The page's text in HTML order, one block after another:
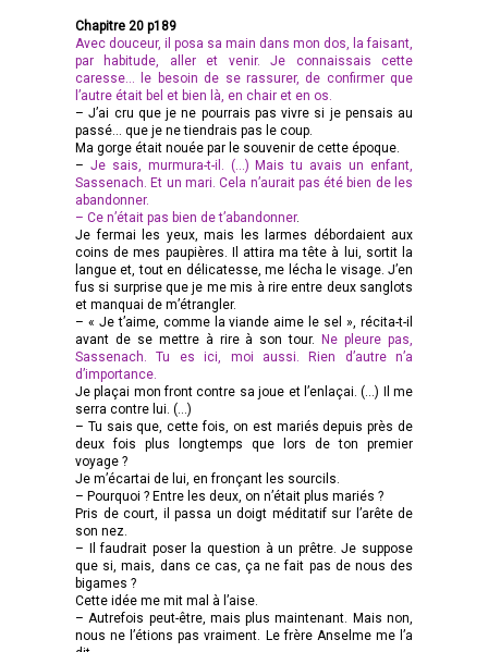
Chapitre 20 p189
Avec douceur, il posa sa main dans mon dos, la faisant,
par habitude, aller et venir. Je connaissais cette
caresse… le besoin de se rassurer, de confirmer que
l’autre était bel et bien là, en chair et en os.
– J’ai cru que je ne pourrais pas vivre si je pensais au
passé… que je ne tiendrais pas le coup.
Ma gorge était nouée par le souvenir de cette époque.
– Je sais, murmura-t-il. (…) Mais tu avais un enfant,
Sassenach. Et un mari. Cela n’aurait pas été bien de les
abandonner.
– Ce n’était pas bien de t’abandonner.
Je fermai les yeux, mais les larmes débordaient aux
coins de mes paupières. Il attira ma tête à lui, sortit la
langue et, tout en délicatesse, me lécha le visage. J’en
fus si surprise que je me mis à rire entre deux sanglots
et manquai de m’étrangler.
– « Je t’aime, comme la viande aime le sel », récita-t-il
avant de se mettre à rire à son tour.Ne pleure pas,
Sassenach. Tu es ici, moi aussi. Rien d’autre n’a
d’importance.
Je plaçai mon front contre sa joue et l’enlaçai. (…) Il me
serra contre lui. (…)
– Tu sais que, cette fois, on est mariés depuis près de
deux fois plus longtemps que lors de ton premier
voyage ?
Je m’écartai de lui, en fronçant les sourcils.
– Pourquoi ? Entre les deux, on n’était plus mariés ?
Pris de court, il passa un doigt méditatif sur l’arête de
son nez.
– Il faudrait poser la question à un prêtre. Je suppose
que si, mais, dans ce cas, ça ne fait pas de nous des
bigames ?
Cette idée me mit mal à l’aise.
– Autrefois peut-être, mais plus maintenant. Mais non,
nous ne l’étions pas vraiment. Le frère Anselme me l’a